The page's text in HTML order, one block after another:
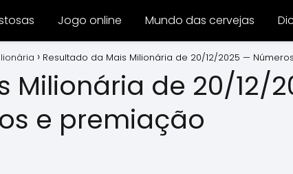
Jogo online Mundo das cervejas
Resultado da Mais Milionária de 20/12/2025 —
Milionária de 20/12/
e premiação